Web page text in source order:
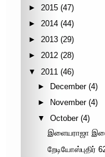
► 2015 (47)
► 2014 (44)
► 2013 (29)
► 2012 (28)
▼
2011 (46)
► December (4)
►
November (4)
▼
October (4)
இளையராஜா